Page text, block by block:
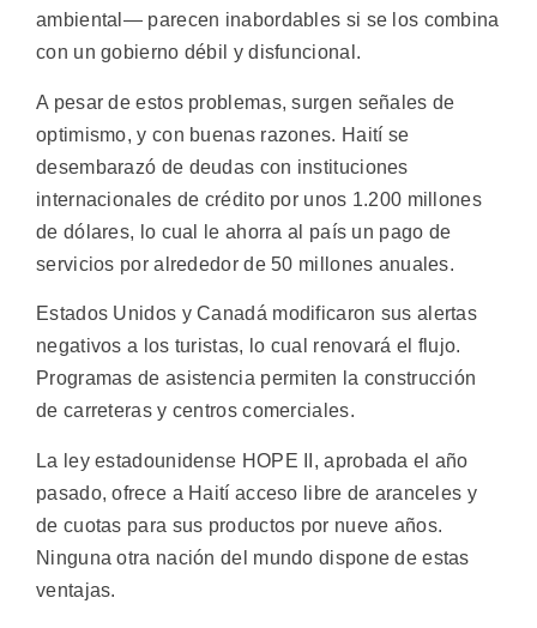
ambiental— parecen inabordables si se los combina
con un gobierno débil y disfuncional.
A pesar de estos problemas, surgen señales de
optimismo, y con buenas razones. Haití se
desembarazó de deudas con instituciones
internacionales de crédito por unos 1.200 millones
de dólares, lo cual le ahorra al país un pago de
servicios por alrededor de 50 millones anuales.
Estados Unidos y Canadá modificaron sus alertas
negativos a los turistas, lo cual renovará el flujo.
Programas de asistencia permiten la construcción
de carreteras y centros comerciales.
La ley estadounidense HOPE II, aprobada el año
pasado, ofrece a Haití acceso libre de aranceles y
de cuotas para sus productos por nueve años.
Ninguna otra nación del mundo dispone de estas
ventajas.